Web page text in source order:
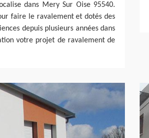
dans Mery Sur Oise 95540.
faire le ravalement et dotés des
depuis plusieurs années dans
votre projet de ravalement de